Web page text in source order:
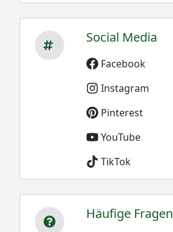
Social Media
Facebook
Instagram
Pinterest
YouTube
TikTok
Häufige Fragen